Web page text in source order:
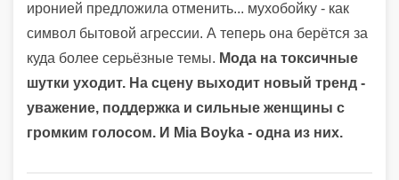
иронией предложила отменить... мухобойку - как
символ бытовой агрессии. А теперь она берётся за
куда более серьёзные темы. Мода на токсичные
шутки уходит. На сцену выходит новый тренд -
уважение, поддержка и сильные женщины с
громким голосом. И Mia Boyka - одна из них.